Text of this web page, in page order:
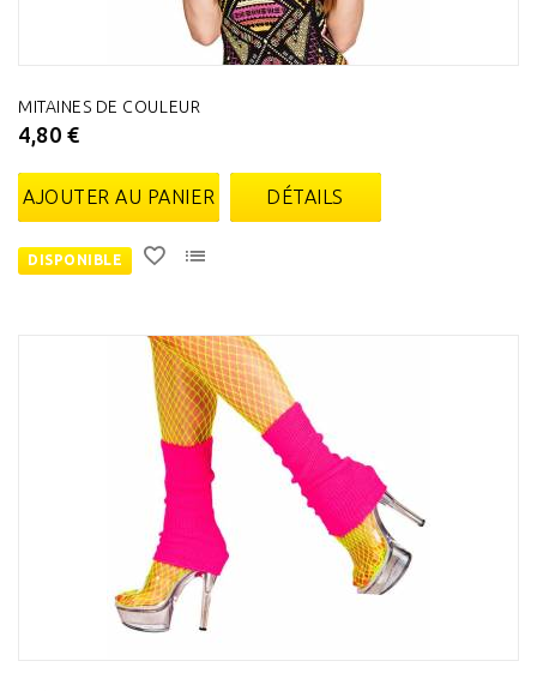
MITAINES DE COULEUR
4,80 €
AJOUTER AU PANIER DÉTAILS
DISPONIBLE